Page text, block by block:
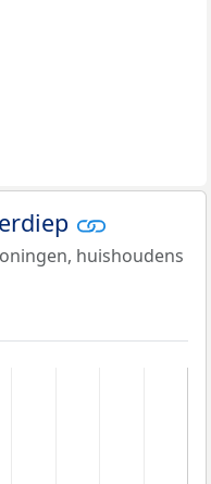
huishoudens